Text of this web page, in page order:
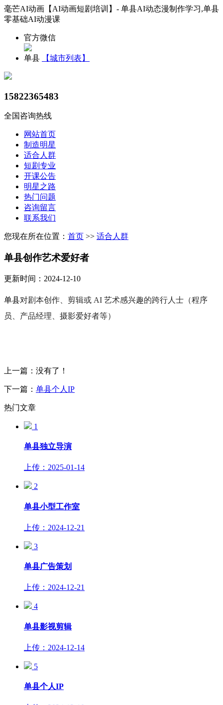
毫芒AI动画【AI动画短剧培训】- 单县AI动态漫制作学习,单县
零基础AI动漫课
官方微信
单县 【城市列表】
15822365483
全国咨询热线
网站首页
制造明星
适合人群
短剧专业
开课公告
明星之路
热门问题
咨询留言
联系我们
您现在所在位置： 首页 >> 适合人群
单县创作艺术爱好者
更新时间：2024-12-10
单县对剧本创作、剪辑或 AI 艺术感兴趣的跨行人士（程序
员、产品经理、摄影爱好者等）
上一篇：没有了！
下一篇： 单县个人IP
热门文章
1
单县独立导演
上传：2025-01-14
2
单县小型工作室
上传：2024-12-21
3
单县广告策划
上传：2024-12-21
4
单县影视剪辑
上传：2024-12-14
5
单县个人IP